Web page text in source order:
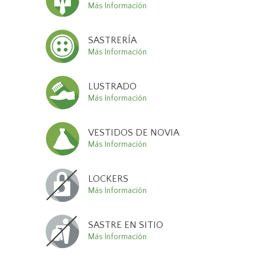
Más Información
SASTRERÍA
Más Información
LUSTRADO
Más Información
VESTIDOS DE NOVIA
Más Información
LOCKERS
Más Información
SASTRE EN SITIO
Más Información